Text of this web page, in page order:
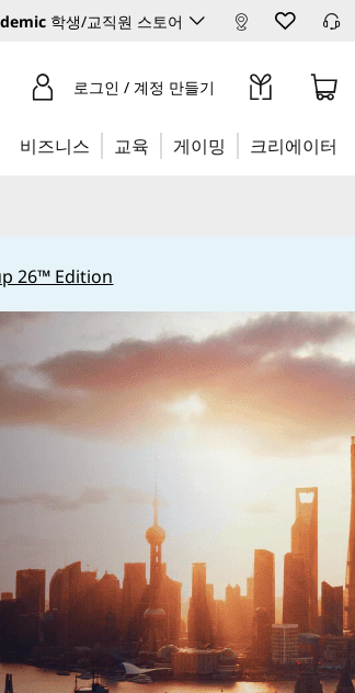
학생/교직원 스토어
로그인 / 계정 만들기
비즈니스 교육 게이밍 크리에이터
26™ Edition